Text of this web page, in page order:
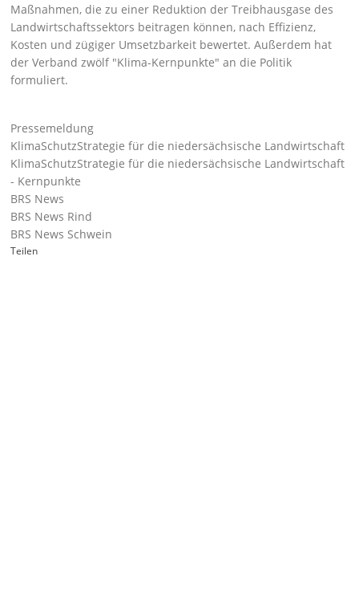
Maßnahmen, die zu einer Reduktion der Treibhausgase des
Landwirtschaftssektors beitragen können, nach Effizienz,
Kosten und zügiger Umsetzbarkeit bewertet. Außerdem hat
der Verband zwölf Klima-Kernpunkte an die Politik
formuliert.
Pressemeldung
KlimaSchutzStrategie für die niedersächsische Landwirtschaft
KlimaSchutzStrategie für die niedersächsische Landwirtschaft
- Kernpunkte
BRS News
BRS News Rind
BRS News Schwein
Teilen